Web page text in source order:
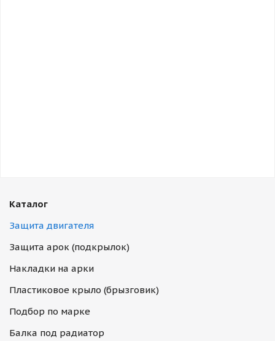
Каталог
Защита двигателя
Защита арок (подкрылок)
Накладки на арки
Пластиковое крыло (брызговик)
Подбор по марке
Балка под радиатор